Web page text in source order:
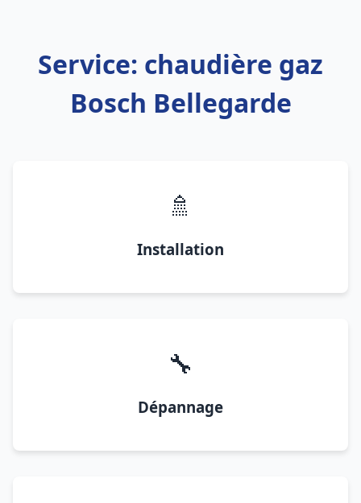
Service: chaudière gaz
Bosch Bellegarde
🚿
Installation
🔧
Dépannage